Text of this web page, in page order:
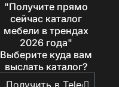
"Получите прямо
сейчас каталог
мебели в трендах
2026 года"
Выберите куда вам
выслать каталог?